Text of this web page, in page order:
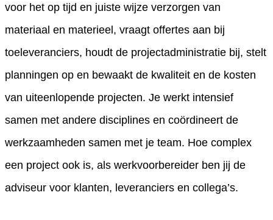
voor het op tijd en juiste wijze verzorgen van
materiaal en materieel, vraagt offertes aan bij
toeleveranciers, houdt de projectadministratie bij, stelt
planningen op en bewaakt de kwaliteit en de kosten
van uiteenlopende projecten. Je werkt intensief
samen met andere disciplines en coördineert de
werkzaamheden samen met je team. Hoe complex
een project ook is, als werkvoorbereider ben jij de
adviseur voor klanten, leveranciers en collega’s.